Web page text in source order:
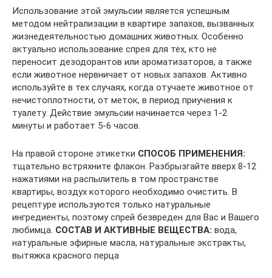
Использование этой эмульсии является успешным
методом нейтрализации в квартире запахов, вызванных
жизнедеятельностью домашних животных. Особенно
актуально использование спрея для тех, кто не
переносит дезодорантов или ароматизаторов, а также
если животное нервничает от новых запахов. Активно
используйте в тех случаях, когда отучаете животное от
нечистоплотности, от меток, в период приучения к
туалету. Действие эмульсии начинается через 1-2
минуты и работает 5-6 часов.
На правой стороне этикетки СПОСОБ ПРИМЕНЕНИЯ:
тщательно встряхните флакон. Разбрызгайте вверх 8-12
нажатиями на распылитель в том пространстве
квартиры, воздух которого необходимо очистить. В
рецептуре используются только натуральные
ингредиенты, поэтому спрей безвреден для Вас и Вашего
любимца. СОСТАВ И АКТИВНЫЕ ВЕЩЕСТВА: вода,
натуральные эфирные масла, натуральные экстракты,
вытяжка красного перца